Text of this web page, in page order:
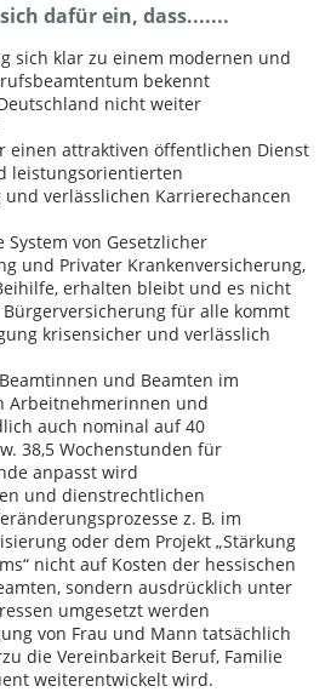
dafür ein, dass.......
sich klar zu einem modernen und
bekennt
nicht weiter
einen attraktiven öffentlichen Dienst
leistungsorientierten
verlässlichen Karrierechancen
von Gesetzlicher
und Privater Krankenversicherung,
erhalten bleibt und es nicht
für alle kommt
krisensicher und verlässlich
und Beamten im
Arbeitnehmerinnen und
auch nominal auf 40
38,5 Wochenstunden für
anpasst wird
und dienstrechtlichen
z. B. im
oder dem Projekt „Stärkung
nicht auf Kosten der hessischen
sondern ausdrücklich unter
umgesetzt werden
von Frau und Mann tatsächlich
die Vereinbarkeit Beruf, Familie
weiterentwickelt wird.